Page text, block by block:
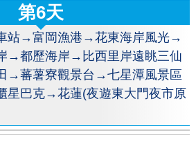
第6天
站→富岡漁港→花東海岸風光→
→都歷海岸→比西里岸遠眺三仙
→蕃薯寮觀景台→七星潭風景區
巴克→花蓮(夜遊東大門夜市原